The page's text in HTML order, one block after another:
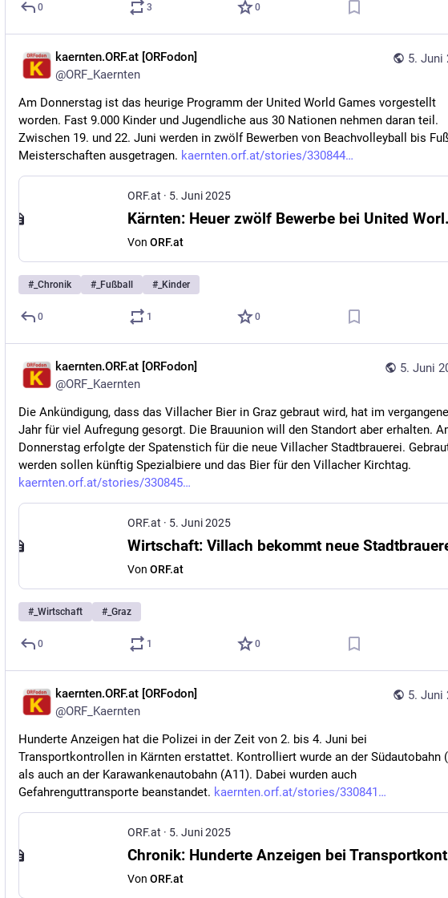
0 3 0
5. Juni
kaernten.ORF.at [ORFodon]
@ORF_Kaernten
Am Donnerstag ist das heurige Programm der United World Games vorgestellt
worden. Fast 9.000 Kinder und Jugendliche aus 30 Nationen nehmen daran teil.
Zwischen 19. und 22. Juni werden in zwölf Bewerben von Beachvolleyball bis
Meisterschaften ausgetragen. kaernten.orf.at/stories/330844
ORF.at · 5. Juni 2025
Kärnten:
Von ORF.at
# _Chronik # _Fußball # _Kinder
0 1 0
5. Juni
kaernten.ORF.at [ORFodon]
@ORF_Kaernten
Die Ankündigung, dass das Villacher Bier in Graz gebraut wird, hat im
Jahr für viel Aufregung gesorgt. Die Brauunion will den Standort aber erhalten.
Donnerstag erfolgte der Spatenstich für die neue Villacher Stadtbrauerei.
werden sollen künftig Spezialbiere und das Bier für den Villacher Kirchtag.
kaernten.orf.at/stories/330845
ORF.at · 5. Juni 2025
Wirtschaft: Villach bekommt neue
Von ORF.at
# _Wirtschaft # _Graz
0 1 0
5. Juni
kaernten.ORF.at [ORFodon]
@ORF_Kaernten
Hunderte Anzeigen hat die Polizei in der Zeit von 2. bis 4. Juni bei
Transportkontrollen in Kärnten erstattet. Kontrolliert wurde an der Südautobahn
als auch an der Karawankenautobahn (A11). Dabei wurden auch
Gefahrenguttransporte beanstandet. kaernten.orf.at/stories/330841
ORF.at · 5. Juni 2025
Von ORF.at